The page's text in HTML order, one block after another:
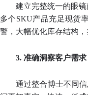
建立完整统一的眼
多个SKU产品充足现货
警，大幅优化库存结构
3. 准确洞察客户需
通过整合博士不同